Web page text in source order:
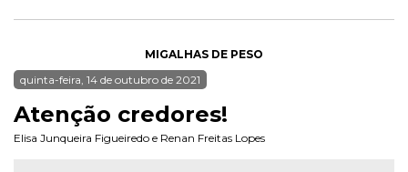
MIGALHAS DE PESO
quinta-feira, 14 de outubro de 2021
Atenção credores!
Elisa Junqueira Figueiredo e Renan Freitas Lopes